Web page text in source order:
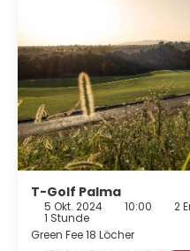
T-Golf Palma
5 Okt. 2024 10:00 2
1 Stunde
Green Fee 18 Löcher